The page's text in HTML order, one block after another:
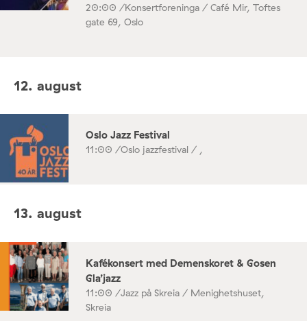
20:00 /Konsertforeninga / Café Mir, Toftes
gate 69, Oslo
12. august
Oslo Jazz Festival
11:00 /Oslo jazzfestival / ,
13. august
Kafékonsert med Demenskoret & Gosen
Gla’jazz
11:00 /Jazz på Skreia / Menighetshuset,
Skreia